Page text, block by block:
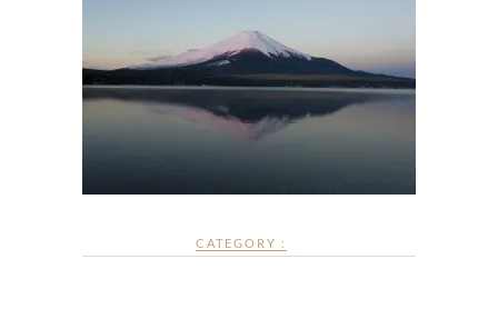
CATEGORY :